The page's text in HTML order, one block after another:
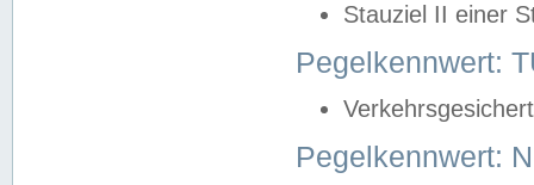
Stauziel II einer
Pegelkennwert:
Pegelkennwert: